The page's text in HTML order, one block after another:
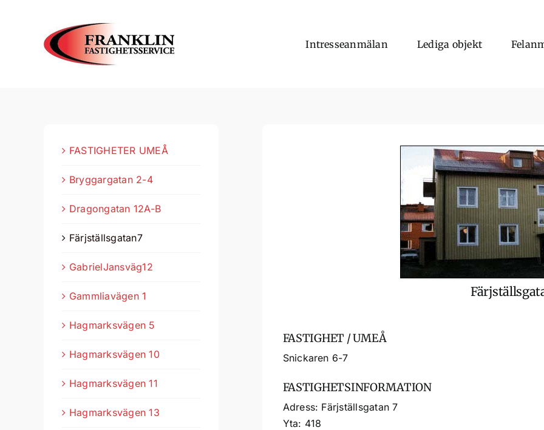
innehållet
Intresseanmälan Lediga objekt
FASTIGHET / UMEÅ
Snickaren 6-7
FASTIGHETSINFORMATION
Adress: Färjställsgatan 7
Yta: 418
FASTIGHETER UMEÅ
Bryggargatan 2-4
Dragongatan 12A-B
Färjställsgatan7
GabrielJansväg12
Gammliavägen 1
Hagmarksvägen 5
Hagmarksvägen 10
Hagmarksvägen 11
Hagmarksvägen 13